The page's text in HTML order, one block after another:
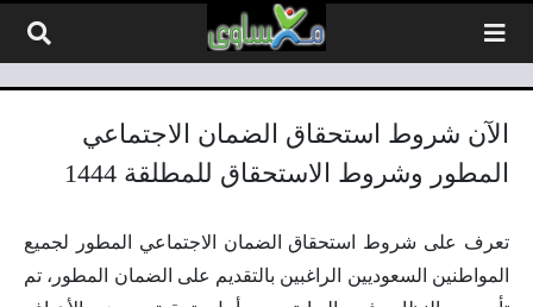
الآن شروط استحقاق الضمان الاجتماعي
المطور وشروط الاستحقاق للمطلقة 1444
تعرف على شروط استحقاق الضمان الاجتماعي المطور لجميع
المواطنين السعوديين الراغبين بالتقديم على الضمان المطور، تم